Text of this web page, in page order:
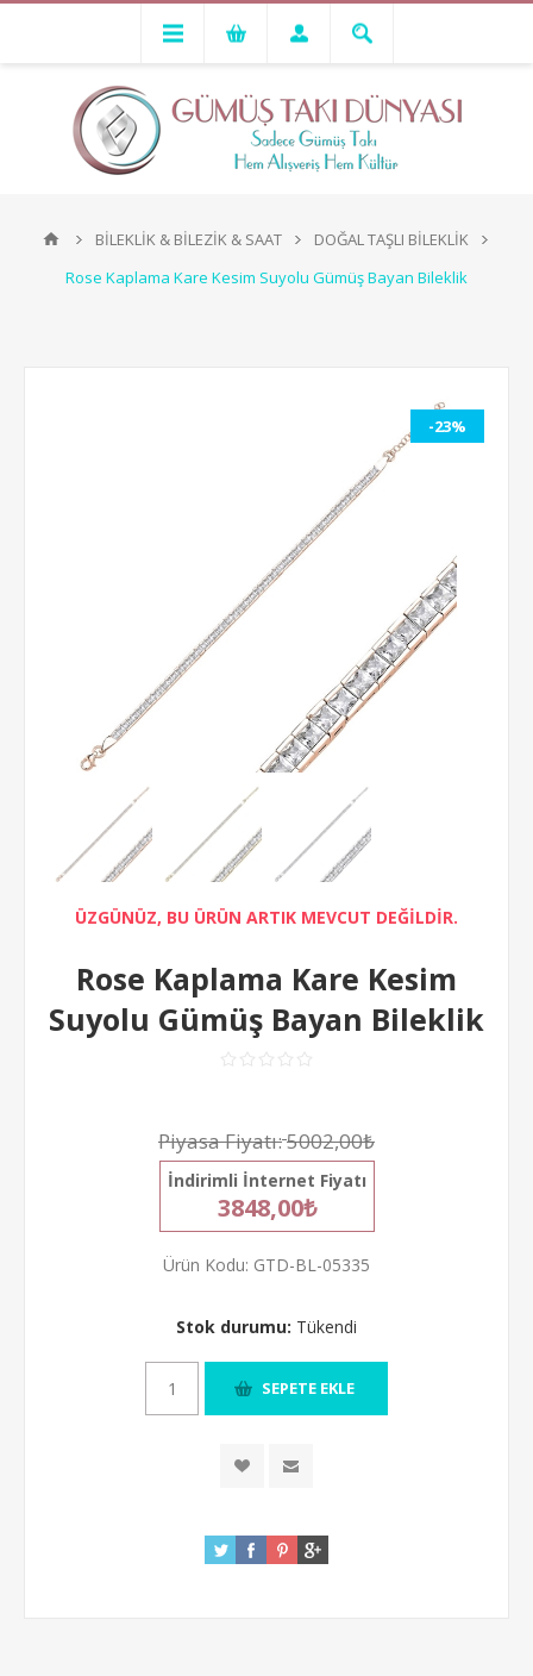
BİLEKLİK & BİLEZİK & SAAT
DOĞAL TAŞLI BİLEKLİK
Rose Kaplama Kare Kesim Suyolu Gümüş Bayan Bileklik
-23%
ÜZGÜNÜZ, BU ÜRÜN ARTIK MEVCUT DEĞİLDİR.
Rose Kaplama Kare Kesim
Suyolu Gümüş Bayan Bileklik
Piyasa Fiyatı:5002,00₺
İndirimli İnternet Fiyatı
3848,00₺
Ürün Kodu: GTD-BL-05335
Stok durumu: Tükendi